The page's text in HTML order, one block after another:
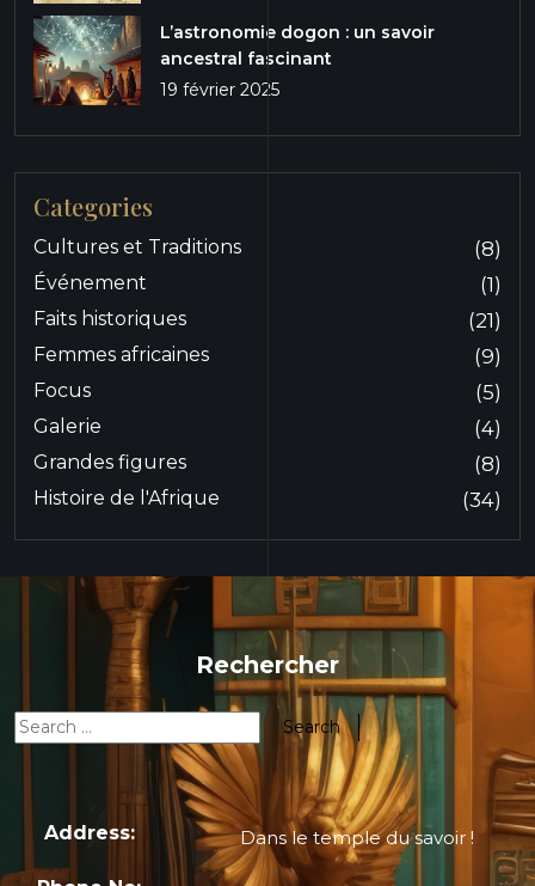
L’astronomie dogon : un savoir
ancestral fascinant
19 février 2025
Categories
Cultures et Traditions (8)
Événement (1)
Faits historiques (21)
Femmes africaines (9)
Focus (5)
Galerie (4)
Grandes figures (8)
Histoire de l'Afrique (34)
Rechercher
Address: Dans le temple du savoir !